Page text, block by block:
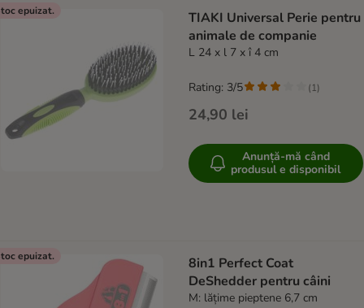
epuizat.
TIAKI Universal Perie pentru
animale de companie
L 24 x l 7 x î 4 cm
24,90 lei
Rating: 3/5 (1)
Anunță-mă când
produsul e disponibil
epuizat.
8in1 Perfect Coat
DeShedder pentru câini
M: lățime pieptene 6,7 cm